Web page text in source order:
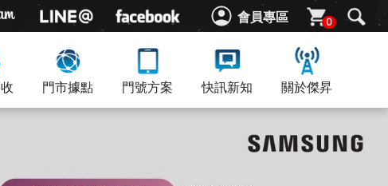
會員專區 0
門市據點 門號方案 快訊新知 關於傑昇